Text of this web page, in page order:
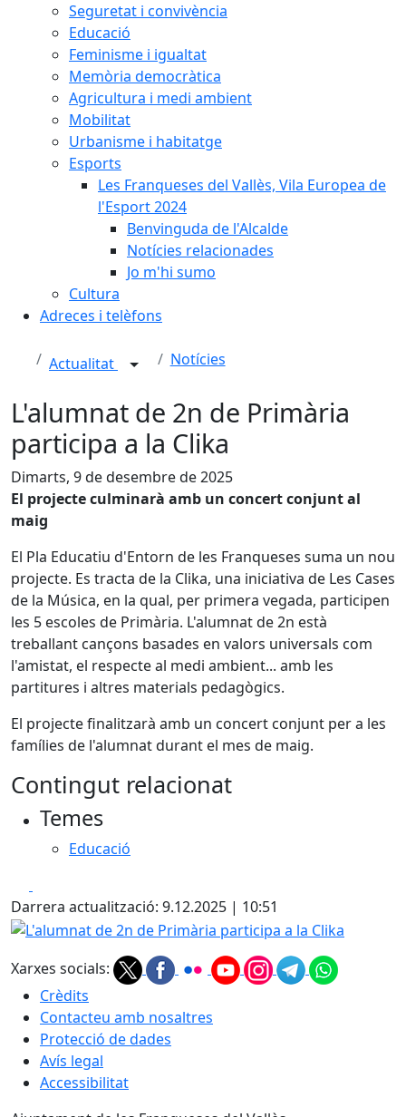
Seguretat i convivència
Educació
Feminisme i igualtat
Memòria democràtica
Agricultura i medi ambient
Mobilitat
Urbanisme i habitatge
Esports
Les Franqueses del Vallès, Vila Europea de
l'Esport 2024
Benvinguda de l'Alcalde
Notícies relacionades
Jo m'hi sumo
Cultura
Adreces i telèfons
Actualitat Notícies
L'alumnat de 2n de Primària
participa a la Clika
Dimarts, 9 de desembre de 2025
El projecte culminarà amb un concert conjunt al
maig
El Pla Educatiu d'Entorn de les Franqueses suma un nou
projecte. Es tracta de la Clika, una iniciativa de Les Cases
de la Música, en la qual, per primera vegada, participen
les 5 escoles de Primària. L'alumnat de 2n està
treballant cançons basades en valors universals com
l'amistat, el respecte al medi ambient... amb les
partitures i altres materials pedagògics.
El projecte finalitzarà amb un concert conjunt per a les
famílies de l'alumnat durant el mes de maig.
Contingut relacionat
Temes
Educació
Darrera actualització: 9.12.2025 | 10:51
L'alumnat de 2n de Primària participa a la Clika
Xarxes socials:
Crèdits
Contacteu amb nosaltres
Protecció de dades
Avís legal
Accessibilitat